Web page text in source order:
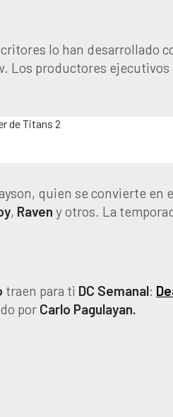
lo han desarrollado
Los productores
quien se convierte
, Raven y otros. La
traen para ti DC Semanal:
por Carlo Pagulayan.